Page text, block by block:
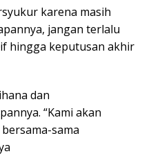
karena masih
jangan terlalu
hingga keputusan akhir
dan
“Kami akan
sama